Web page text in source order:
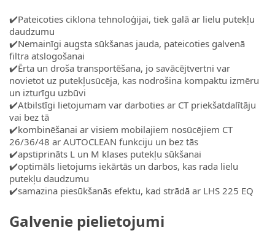
✔️Pateicoties ciklona tehnoloģijai, tiek galā ar lielu putekļu
daudzumu
✔️Nemainīgi augsta sūkšanas jauda, pateicoties galvenā
filtra atslogošanai
✔️Ērta un droša transportēšana, jo savācējtvertni var
novietot uz putekļusūcēja, kas nodrošina kompaktu izmēru
un izturīgu uzbūvi
✔️Atbilstīgi lietojumam var darboties ar CT priekšatdalītāju
vai bez tā
✔️kombinēšanai ar visiem mobilajiem nosūcējiem CT
26/36/48 ar AUTOCLEAN funkciju un bez tās
✔️apstiprināts L un M klases putekļu sūkšanai
✔️optimāls lietojums iekārtās un darbos, kas rada lielu
putekļu daudzumu
✔️samazina piesūkšanās efektu, kad strādā ar LHS 225 EQ
Galvenie pielietojumi